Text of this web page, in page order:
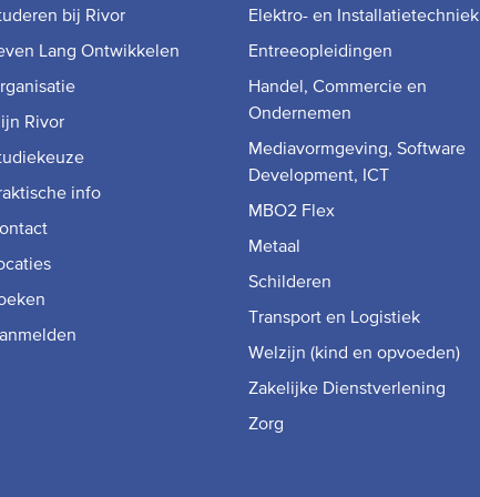
bij Rivor
Lang Ontwikkelen
Rivor
info
Elektro- en Installatietechniek
Entreeopleidingen
Handel, Commercie en
Ondernemen
Mediavormgeving, Software
Development, ICT
MBO2 Flex
Metaal
Schilderen
Transport en Logistiek
Welzijn (kind en opvoeden)
Zakelijke Dienstverlening
Zorg